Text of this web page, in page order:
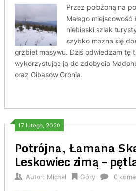
Przez położoną na
Małego miejscowość
niebieski szlak
szybko można się
grzbiet masywu. Dziś odwiedzam tę
wykorzystując ją do zdobycia
oraz Gibasów Gronia.
17 lutego, 2020
Potrójna, Łamana
Leskowiec zimą –
Autor: Michał Góry 0